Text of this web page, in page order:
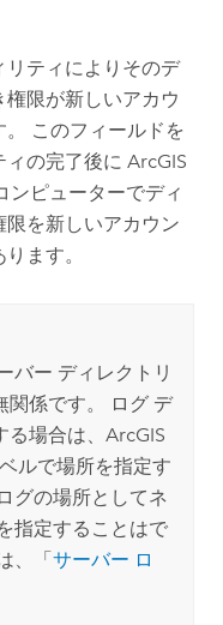
ティによりそのデ
限が新しいアカウ
このフィールドを
ィの完了後に ArcGIS
ピューターでディ
を新しいアカウン
ます。
バー ディレクトリ
関係です。 ログ デ
場合は、 ArcGIS
ルで場所を指定す
グの場所としてネ
指定することはで
、「サーバー ロ